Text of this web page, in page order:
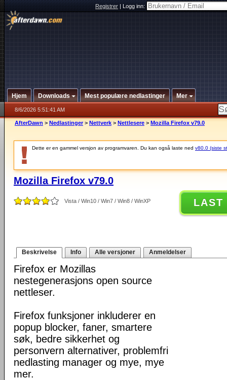
Registrer|Logg inn:
Hjem Downloads Mest populære nedlastinger Mer
8/6/2026 5:51:41 AM
AfterDawn > Nedlastinger > Nettverk > Nettlesere > Mozilla Firefox v79.0
Dette er en gammel versjon av programvaren. Du kan også laste ned v80.0 (siste
Mozilla Firefox v79.0
Vista / Win10 / Win7 / Win8 / WinXP LAST
Beskrivelse Info Alle versjoner Anmeldelser
Firefox er Mozillas
nestegenerasjons open source
nettleser.
Firefox funksjoner inkluderer en
popup blocker, faner, smartere
søk, bedre sikkerhet og
personvern alternativer, problemfri
nedlasting manager og mye, mye
mer.